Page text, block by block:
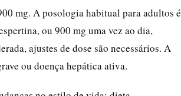
mg. A posologia habitual para adultos é
ou 900 mg uma vez ao dia,
ajustes de dose são necessários. A
ou doença hepática ativa.